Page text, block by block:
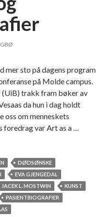
mer sto på dagens program
på Molde campus.
(UiB) trakk fram bøker av
da hun i dag holdt
oss om menneskets
foredrag var Art as a …
DØDSØNSKE
EVA GJENGEDAL
JACEK L. MOSTWIN
KUNST
PASIENTBIOGRAFIER